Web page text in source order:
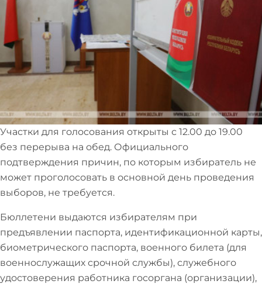
Участки для голосования открыты с 12.00 до 19.00
без перерыва на обед. Официального
подтверждения причин, по которым избиратель не
может проголосовать в основной день проведения
выборов, не требуется.
Бюллетени выдаются избирателям при
предъявлении паспорта, идентификационной карты,
биометрического паспорта, военного билета (для
военнослужащих срочной службы), служебного
удостоверения работника госоргана (организации),